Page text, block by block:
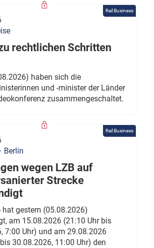
Rail Business
rechtlichen Schritten
haben sich die
und -minister der Länder
zusammengeschaltet.
Rail Business
Berlin
wegen LZB auf
Strecke
hat gestern (05.08.2026)
am 15.08.2026 (21:10 Uhr bis
7:00 Uhr) und am 29.08.2026
30.08.2026, 11:00 Uhr) den